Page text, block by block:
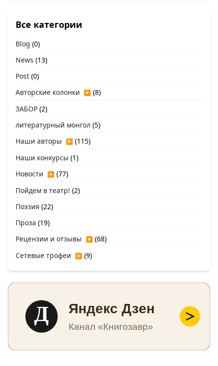
Все категории
Blog (0)
News (13)
Post (0)
Авторские колонки ▶ (8)
ЗАБОР (2)
литературный монгол (5)
Наши авторы ▶ (115)
Наши конкурсы (1)
Новости ▶ (77)
Пойдем в театр! (2)
Поэзия (22)
Проза (19)
Рецензии и отзывы ▶ (68)
Сетевые трофеи ▶ (9)
Д Яндекс Дзен
Канал «Книгозавр»